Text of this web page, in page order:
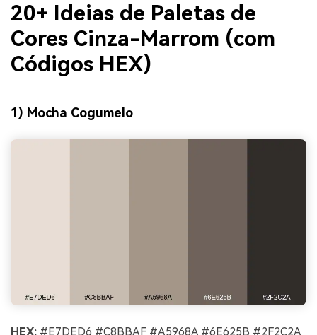
20+ Ideias de Paletas de
Cores Cinza-Marrom (com
Códigos HEX)
1) Mocha Cogumelo
HEX: #E7DED6 #C8BBAF #A5968A #6E625B #2F2C2A